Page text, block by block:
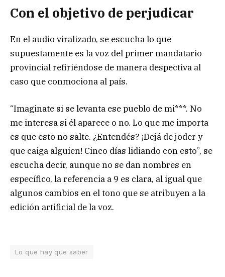
Con el objetivo de perjudicar
En el audio viralizado, se escucha lo que
supuestamente es la voz del primer mandatario
provincial refiriéndose de manera despectiva al
caso que conmociona al país.
“Imaginate si se levanta ese pueblo de mi***. No
me interesa si él aparece o no. Lo que me importa
es que esto no salte. ¿Entendés? ¡Dejá de joder y
que caiga alguien! Cinco días lidiando con esto”, se
escucha decir, aunque no se dan nombres en
específico, la referencia a 9 es clara, al igual que
algunos cambios en el tono que se atribuyen a la
edición artificial de la voz.
Lo que hay que saber